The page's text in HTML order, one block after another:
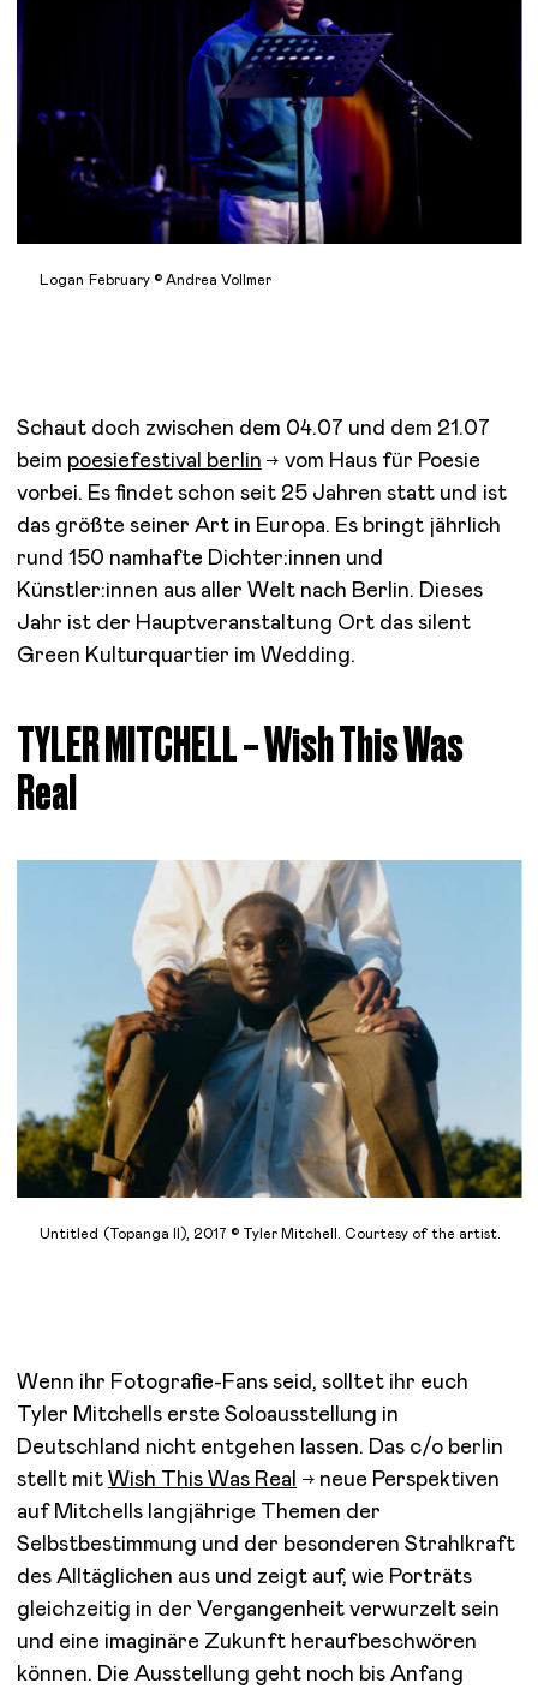
Logan February © Andrea Vollmer
Schaut doch zwischen dem 04.07 und dem 21.07
beim poesiefestival berlin
vom Haus für Poesie
vorbei. Es findet schon seit 25 Jahren statt und ist
das größte seiner Art in Europa. Es bringt jährlich
rund 150 namhafte Dichter:innen und
Künstler:innen aus aller Welt nach Berlin. Dieses
Jahr ist der Hauptveranstaltung Ort das silent
Green Kulturquartier im Wedding.
TYLER MITCHELL – Wish This Was
Real
Untitled (Topanga II), 2017 © Tyler Mitchell. Courtesy of the artist.
Wenn ihr Fotografie-Fans seid, solltet ihr euch
Tyler Mitchells erste Soloausstellung in
Deutschland nicht entgehen lassen. Das c/o berlin
stellt mit Wish This Was Real
neue Perspektiven
auf Mitchells langjährige Themen der
Selbstbestimmung und der besonderen Strahlkraft
des Alltäglichen aus und zeigt auf, wie Porträts
gleichzeitig in der Vergangenheit verwurzelt sein
und eine imaginäre Zukunft heraufbeschwören
können. Die Ausstellung geht noch bis Anfang